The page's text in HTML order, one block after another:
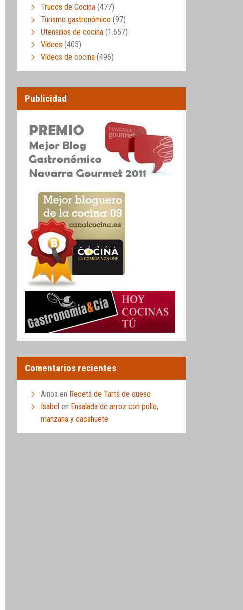
Trucos de Cocina (477)
Turismo gastronómico (97)
Utensilios de cocina (1.657)
Vídeos (405)
Vídeos de cocina (496)
Publicidad
Comentarios recientes
Ainoa en Receta de Tarta de queso
Isabel en Ensalada de arroz con pollo,
manzana y cacahuete